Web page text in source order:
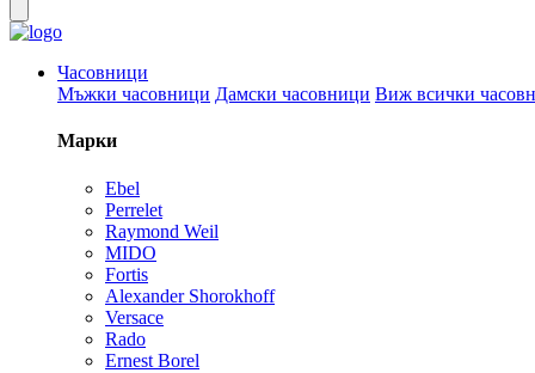
Часовници
Мъжки часовници Дамски часовници Виж всички
Марки
Ebel
Perrelet
Raymond Weil
MIDO
Fortis
Alexander Shorokhoff
Versace
Rado
Ernest Borel